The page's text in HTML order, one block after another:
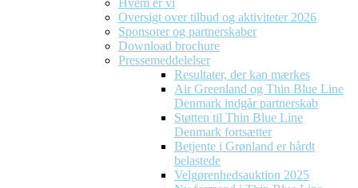
Hvem er vi
Oversigt over tilbud og aktiviteter 2026
Sponsorer og partnerskaber
Download brochure
Pressemeddelelser
Resultater, der kan mærkes
Air Greenland og Thin Blue Line
Denmark indgår partnerskab
Støtten til Thin Blue Line
Denmark fortsætter
Betjente i Grønland er hårdt
belastede
Velgørenhedsauktion 2025